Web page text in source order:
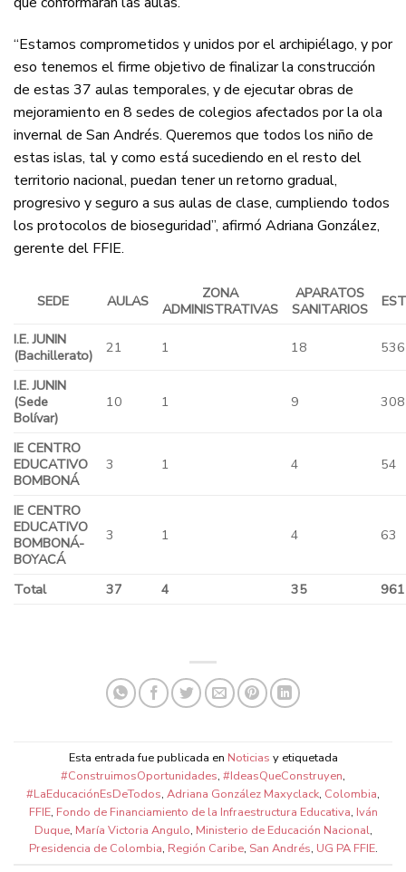
“Estamos comprometidos y unidos por el archipiélago, y por
eso tenemos el firme objetivo de finalizar la construcción
de estas 37 aulas temporales, y de ejecutar obras de
mejoramiento en 8 sedes de colegios afectados por la ola
invernal de San Andrés. Queremos que todos los niño de
estas islas, tal y como está sucediendo en el resto del
territorio nacional, puedan tener un retorno gradual,
progresivo y seguro a sus aulas de clase, cumpliendo todos
los protocolos de bioseguridad”, afirmó Adriana González,
gerente del FFIE.
SEDE AULAS
ZONA
ADMINISTRATIVAS
APARATOS
SANITARIOS
I.E. JUNIN
(Bachillerato)
21 1 18 536
I.E. JUNIN
(Sede
Bolívar)
10 1 9 308
IE CENTRO
EDUCATIVO
BOMBONÁ
3 1 4 54
IE CENTRO
EDUCATIVO
BOMBONÁ-
BOYACÁ
3 1 4 63
Total 37 4 35 961
Esta entrada fue publicada en Noticias y etiquetada
#ConstruimosOportunidades, #IdeasQueConstruyen,
#LaEducaciónEsDeTodos, Adriana González Maxyclack, Colombia,
FFIE, Fondo de Financiamiento de la Infraestructura Educativa, Iván
Duque, María Victoria Angulo, Ministerio de Educación Nacional,
Presidencia de Colombia, Región Caribe, San Andrés, UG PA FFIE.